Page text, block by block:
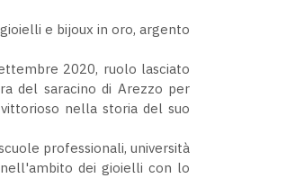
e bijoux in oro, argento
2020, ruolo lasciato
del saracino di Arezzo per
nella storia del suo
professionali, università
dei gioielli con lo